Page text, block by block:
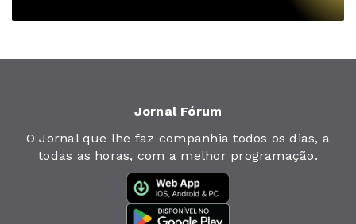
Jornal Fórum
O Jornal que lhe faz companhia todos os dias, a
todas as horas, com a melhor programação.